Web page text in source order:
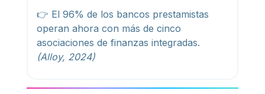
👉 El 96% de los bancos prestamistas
operan ahora con más de cinco
asociaciones de finanzas integradas.
(Alloy, 2024)